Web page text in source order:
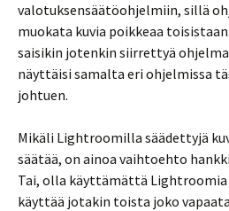
valotuksensäätöohjelmiin, sillä
muokata kuvia poikkeaa
saisikin jotenkin siirrettyä
näyttäisi samalta eri ohjelmissa
johtuen.
Mikäli Lightroomilla säädettyjä
säätää, on ainoa vaihtoehto
Tai, olla käyttämättä Lightroomia
käyttää jotakin toista joko